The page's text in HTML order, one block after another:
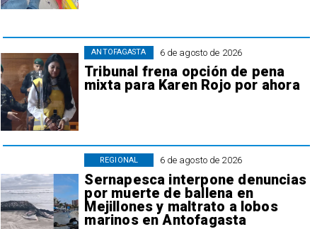
6 de agosto de 2026
Tribunal frena opción de pena
mixta para Karen Rojo por ahora
ANTOFAGASTA
6 de agosto de 2026
Sernapesca interpone denuncias
por muerte de ballena en
Mejillones y maltrato a lobos
marinos en Antofagasta
REGIONAL